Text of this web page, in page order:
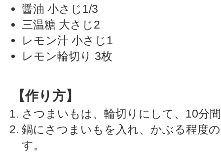
醤油 小さじ1/3
三温糖 大さじ2
レモン汁 小さじ1
レモン輪切り 3枚
【作り方】
さつまいもは、輪切りにして、10分
鍋にさつまいもを入れ、かぶる程度
す。